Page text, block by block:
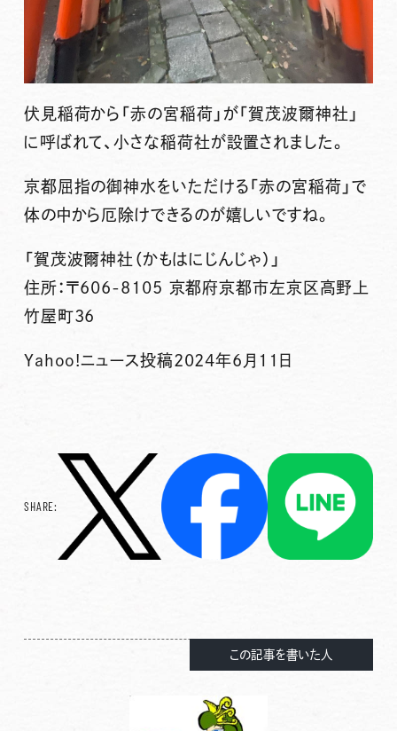
伏見稲荷から「赤の宮稲荷」が「賀茂波爾神社」
に呼ばれて、小さな稲荷社が設置されました。
京都屈指の御神水をいただける「赤の宮稲荷」で
体の中から厄除けできるのが嬉しいですね。
「賀茂波爾神社（かもはにじんじゃ）」
住所：〒606-8105 京都府京都市左京区高野上
竹屋町36
Yahoo!ニュース投稿2024年6月11日
SHARE:
この記事を書いた人